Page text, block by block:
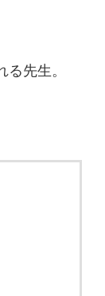
先生。